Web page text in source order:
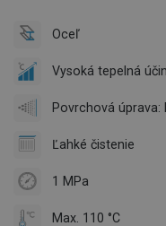
Oceľ
Vysoká tepelná
Povrchová úprava:
Ľahké čistenie
1 MPa
Max. 110 °C